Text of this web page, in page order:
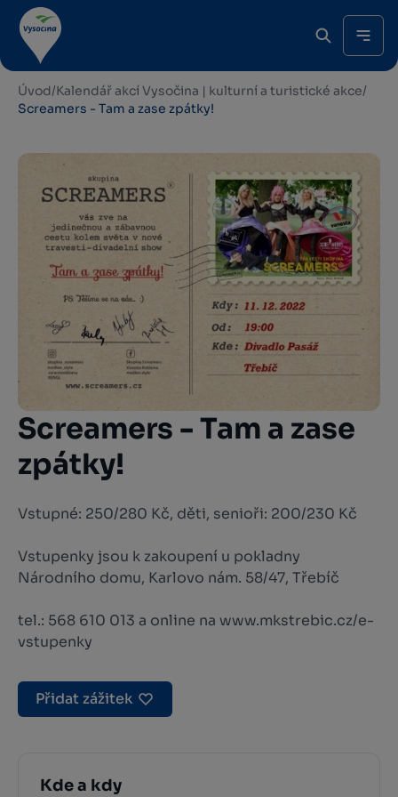
Úvod/Kalendář akcí Vysočina | kulturní a turistické akce/
Screamers - Tam a zase zpátky!
Screamers - Tam a zase
zpátky!
Vstupné: 250/280 Kč, děti, senioři: 200/230 Kč
Vstupenky jsou k zakoupení u pokladny
Národního domu, Karlovo nám. 58/47, Třebíč
tel.: 568 610 013 a online na www.mkstrebic.cz/e-
vstupenky
Přidat zážitek
Kde a kdy